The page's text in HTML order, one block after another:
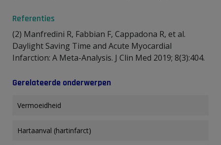
Referenties
(2) Manfredini R, Fabbian F, Cappadona R, et al.
Daylight Saving Time and Acute Myocardial
Infarction: A Meta-Analysis. J Clin Med 2019; 8(3):404.
Gerelateerde onderwerpen
Vermoeidheid
Hartaanval (hartinfarct)